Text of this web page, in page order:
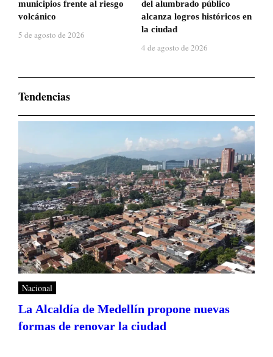
municipios frente al riesgo
volcánico
5 de agosto de 2026
del alumbrado público
alcanza logros históricos en
la ciudad
4 de agosto de 2026
Tendencias
Nacional
La Alcaldía de Medellín propone nuevas
formas de renovar la ciudad